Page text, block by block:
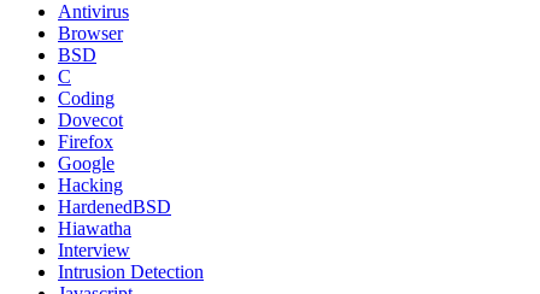
Antivirus
Browser
BSD
C
Coding
Dovecot
Firefox
Google
Hacking
HardenedBSD
Hiawatha
Interview
Intrusion Detection